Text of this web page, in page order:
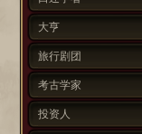
大亨
旅行剧团
考古学家
投资人